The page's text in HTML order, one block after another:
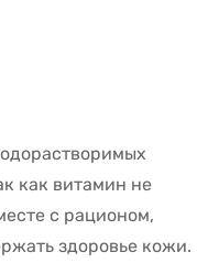
как витамин не
с рационом,
здоровье кожи.